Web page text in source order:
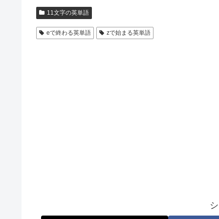
11文字の英単語
eで終わる英単語 zで始まる英単語